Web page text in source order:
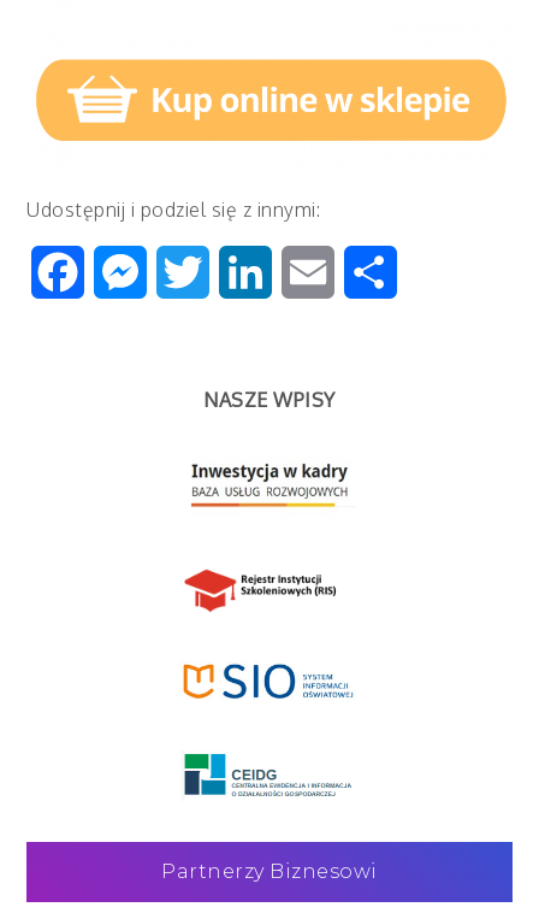
Udostępnij i podziel się z innymi:
FacebookMessenger
Twitter LinkedIn Email
NASZE WPISY
Partnerzy Biznesowi